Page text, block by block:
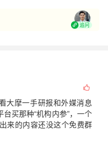
追问
大摩一手研报和外媒消息
买那种“机构内参”，一个
来的内容还没这个免费群